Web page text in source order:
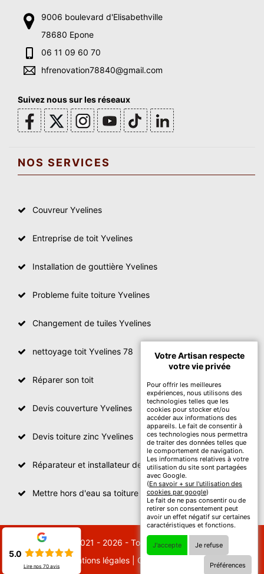
9006 boulevard d'Elisabethville
78680 Epone
06 11 09 60 70
hfrenovation78840@gmail.com
Suivez nous sur les réseaux
NOS SERVICES
Couvreur Yvelines
Entreprise de toit Yvelines
Installation de gouttière Yvelines
Probleme fuite toiture Yvelines
Changement de tuiles Yvelines
nettoyage toit Yvelines 78
Réparer son toit
Devis couverture Yvelines
Devis toiture zinc Yvelines
Réparateur et installateur de fenetre de toit Yvelines
Mettre hors d'eau sa toiture Yvelines
© 2021 - 2026 - Tout droit réservé
Mentions légales| Contactez-nous
Votre Artisan respecte
votre vie privée
Pour offrir les meilleures
expériences, nous utilisons des
technologies telles que les
cookies pour stocker et/ou
accéder aux informations des
appareils. Le fait de consentir à
ces technologies nous permettra
de traiter des données telles que
le comportement de navigation.
Les informations relatives à votre
utilisation du site sont partagées
avec Google.
(En savoir + sur l'utilisation des
cookies par google)
Le fait de ne pas consentir ou de
retirer son consentement peut
avoir un effet négatif sur certaines
caractéristiques et fonctions.
J'accepte Je refuse
Préférences
5.0
Lire nos 70avis